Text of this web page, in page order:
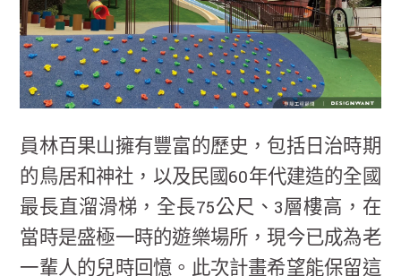
員林百果山擁有豐富的歷史，包括日治時期
的鳥居和神社，以及民國60年代建造的全國
最長直溜滑梯，全長75公尺、3層樓高，在
當時是盛極一時的遊樂場所，現今已成為老
一輩人的兒時回憶。此次計畫希望能保留這